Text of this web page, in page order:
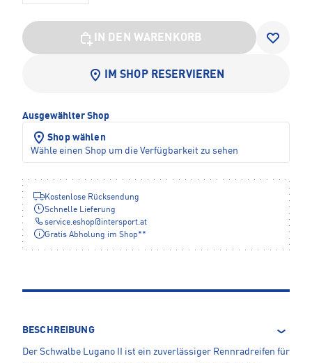
IN DEN WARENKORB
IM SHOP RESERVIEREN
Ausgewählter Shop
Shop wählen
Wähle einen Shop um die Verfügbarkeit zu sehen
Kostenlose Rücksendung
Schnelle Lieferung
service.eshop@intersport.at
Gratis Abholung im Shop**
BESCHREIBUNG
Der Schwalbe Lugano II ist ein zuverlässiger Rennradreifen für